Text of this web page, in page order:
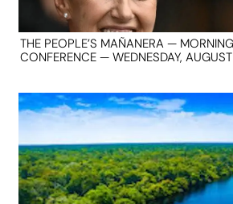
THE PEOPLE’S MAÑANERA —
CONFERENCE — WEDNESDAY,